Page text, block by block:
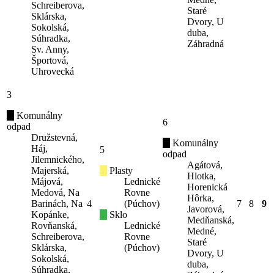
Schreiberova,
Sklárska,
Sokolská,
Súhradka,
Sv. Anny,
Športová,
Uhrovecká
Staré
Dvory, U
duba,
Záhradná
3
Komunálny
odpad
Družstevná,
Háj,
Jilemnického,
Majerská,
Májová,
Medová, Na
Barinách, Na
Kopánke,
Rovňanská,
Schreiberova,
Sklárska,
Sokolská,
Súhradka,
4
5
Plasty
Lednické
Rovne
(Púchov)
Sklo
Lednické
Rovne
(Púchov)
6
Komunálny
odpad
Agátová,
Hlotka,
Horenická
Hôrka,
Javorová,
Medňanská,
Medné,
Staré
Dvory, U
duba,
7 8 9